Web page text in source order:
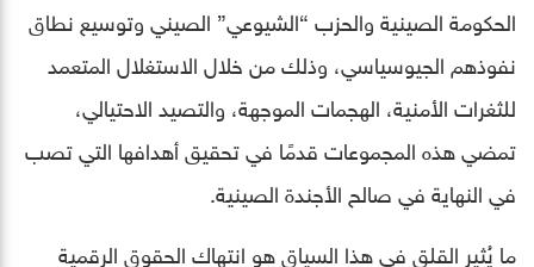
الحكومة الصينية والحزب “الشيوعي” الصيني وتوسيع نطاق
نفوذهم الجيوسياسي، وذلك من خلال الاستغلال المتعمد
للثغرات الأمنية، الهجمات الموجهة، والتصيد الاحتيالي،
تمضي هذه المجموعات قدمًا في تحقيق أهدافها التي تصب
في النهاية في صالح الأجندة الصينية.
ما يُثير القلق في هذا السياق هو انتهاك الحقوق الرقمية